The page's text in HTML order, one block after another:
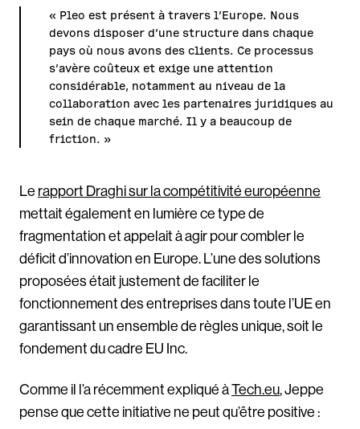
« Pleo est présent à travers l’Europe. Nous
devons disposer d’une structure dans chaque
pays où nous avons des clients. Ce processus
s’avère coûteux et exige une attention
considérable, notamment au niveau de la
collaboration avec les partenaires juridiques au
sein de chaque marché. Il y a beaucoup de
friction. »
Le rapport Draghi sur la compétitivité européenne
mettait également en lumière ce type de
fragmentation et appelait à agir pour combler le
déficit d’innovation en Europe. L’une des solutions
proposées était justement de faciliter le
fonctionnement des entreprises dans toute l’UE en
garantissant un ensemble de règles unique, soit le
fondement du cadre EU Inc.
Comme il l’a récemment expliqué àTech.eu, Jeppe
pense que cette initiative ne peut qu’être positive :